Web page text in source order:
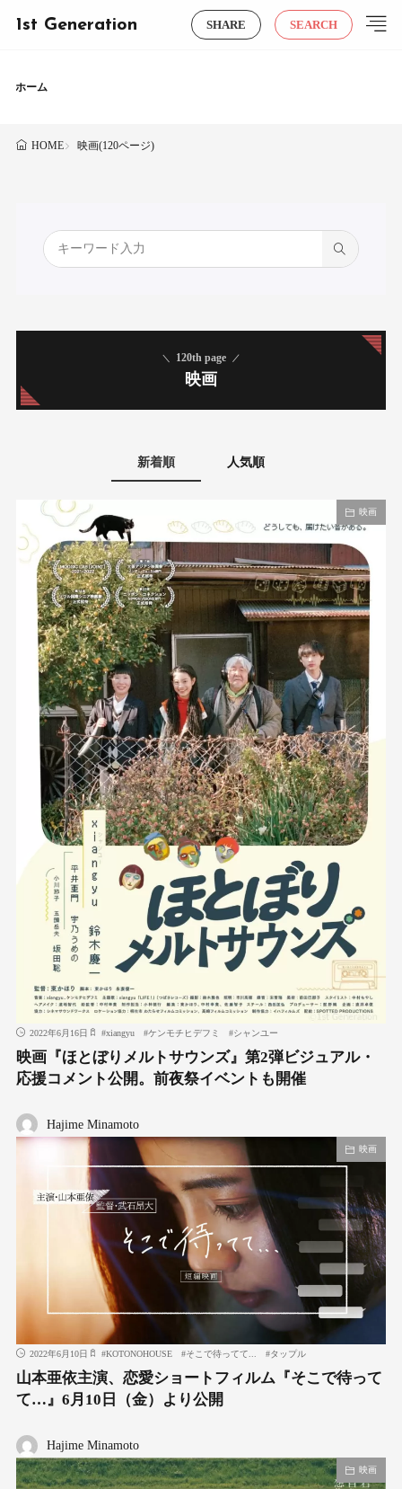
1st Generation SHARE SEARCH
ホーム
HOME 映画(120ページ)
映画
120th page
新着順 人気順
映画
2022年6月16日 #xiangyu #ケンモチヒデフミ #シャンユー
映画『ほとぼりメルトサウンズ』第2弾ビジュアル・
応援コメント公開。前夜祭イベントも開催
Hajime Minamoto
映画
2022年6月10日 #KOTONOHOUSE #そこで待ってて... #タップル
山本亜依主演、恋愛ショートフィルム『そこで待って
て…』6月10日（金）より公開
Hajime Minamoto
映画